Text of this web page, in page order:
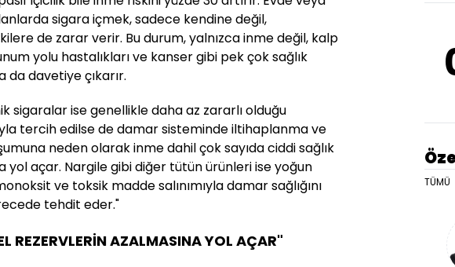
sigara içmek, sadece kendine değil,
de zarar verir. Bu durum, yalnızca inme değil, kalp
yolu hastalıkları ve kanser gibi pek çok sağlık
da davetiye çıkarır.
sigaralar ise genellikle daha az zararlı olduğu
tercih edilse de damar sisteminde iltihaplanma ve
neden olarak inme dahil çok sayıda ciddi sağlık
yol açar. Nargile gibi diğer tütün ürünleri ise yoğun
ve toksik madde salınımıyla damar sağlığını
tehdit eder."
REZERVLERİN AZALMASINA YOL AÇAR"
TÜMÜ